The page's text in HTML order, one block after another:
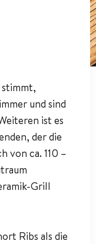
und sind
ist es
der die
von ca. 110 –
Grill
Ribs als die